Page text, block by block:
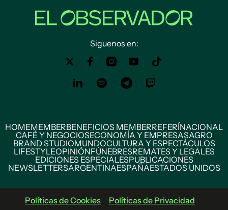
Siguenos en:
HOMEMEMBERBENEFICIOS MEMBERREFERÍNACIONAL
CAFÉ Y NEGOCIOSECONOMÍA Y EMPRESASAGRO
BRAND STUDIOMUNDOCULTURA Y ESPECTÁCULOS
LIFESTYLEOPINIÓNFÚNEBRESREMATES Y LEGALES
EDICIONES ESPECIALESPUBLICACIONES
NEWSLETTERSARGENTINAESPAÑAESTADOS UNIDOS
Políticas de Cookies Políticas de Privacidad